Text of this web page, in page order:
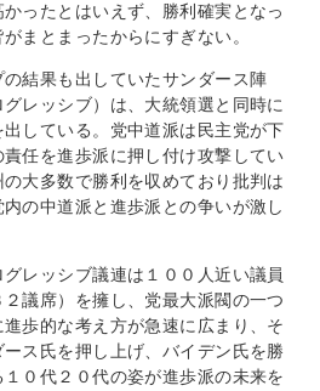
ったとはいえず、勝利確実となっ
まとまったからにすぎない。
結果も出していたサンダース陣
レッシブ）は、大統領選と同時に
している。党中道派は民主党が下
任を進歩派に押し付け攻撃してい
大多数で勝利を収めており批判は
の中道派と進歩派との争いが激し
レッシブ議連は１００人近い議員
２議席）を擁し、党最大派閥の一つ
歩的な考え方が急速に広まり、そ
ス氏を押し上げ、バイデン氏を勝
０代２０代の姿が進歩派の未来を